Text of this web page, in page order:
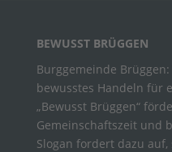
BEWUSST BRÜGGEN
Burggemeinde
bewusstes Handeln für
„Bewusst Brüggen“
Gemeinschaftszeit und
Slogan fordert dazu